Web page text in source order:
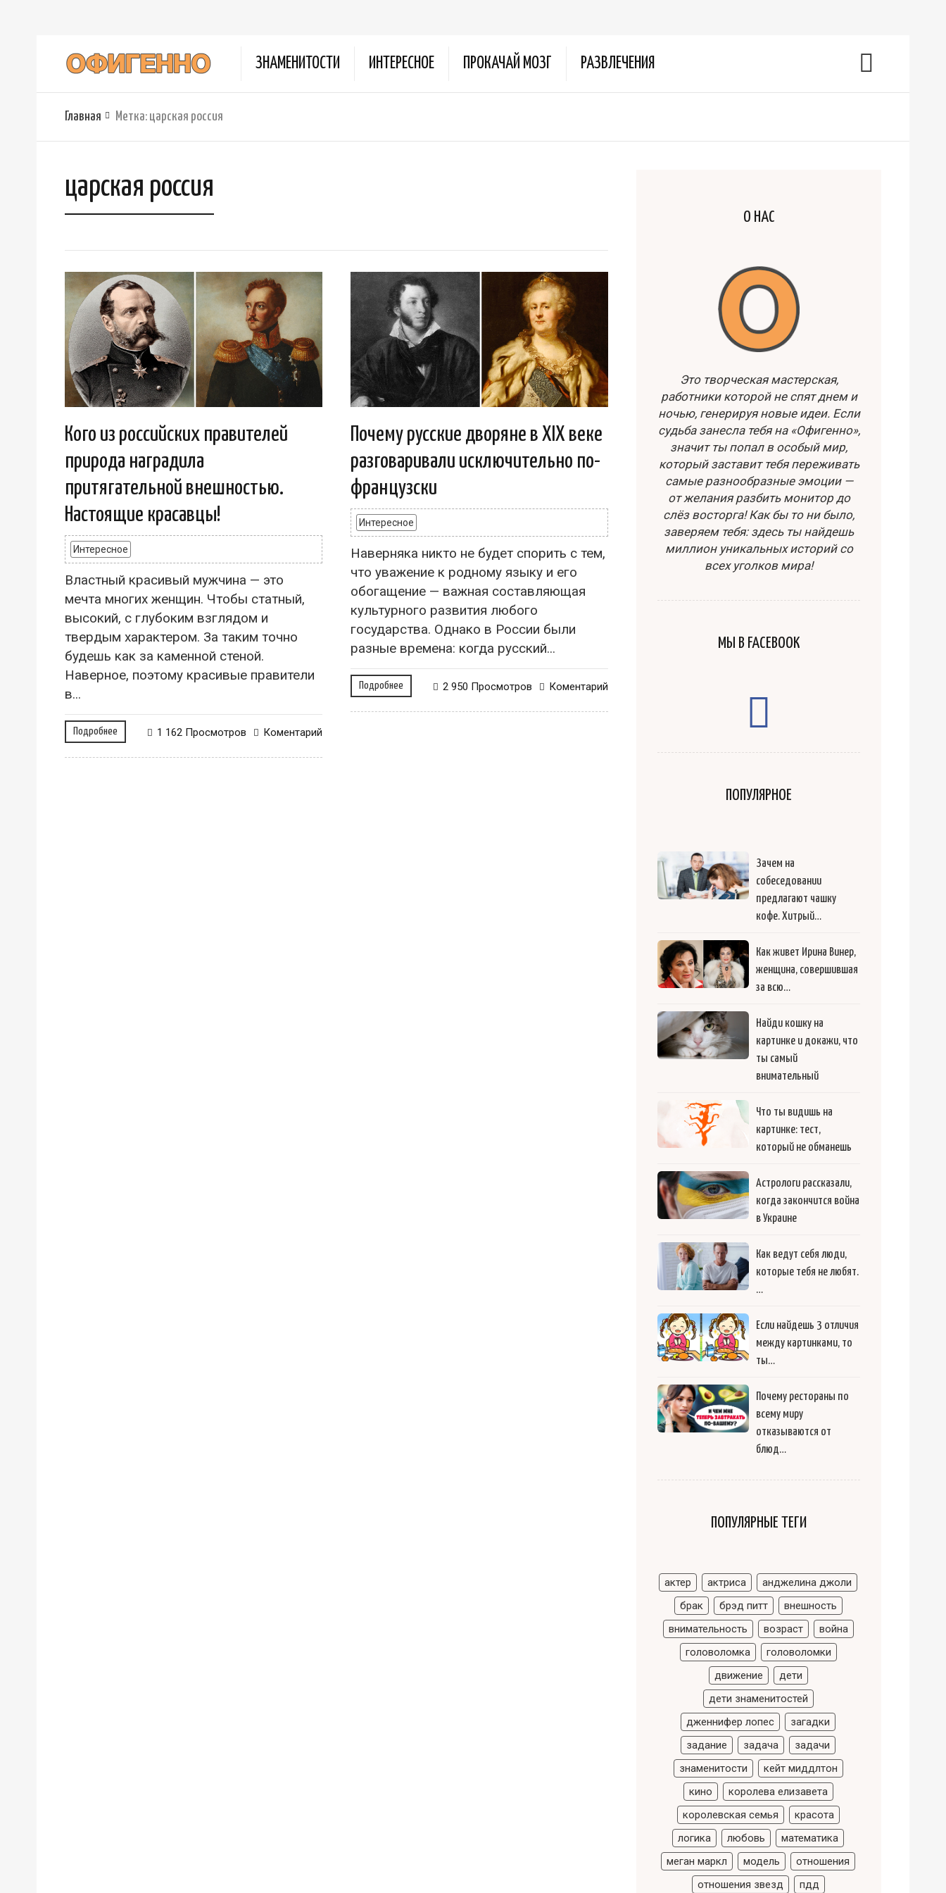
ЗНАМЕНИТОСТИ ИНТЕРЕСНОЕ ПРОКАЧАЙ МОЗГ РАЗВЛЕЧЕНИЯ
Главная Метка: царская россия
царская россия
Кого из российских правителей
природа наградила
притягательной внешностью.
Настоящие красавцы!
Интересное
Властный красивый мужчина — это
мечта многих женщин. Чтобы статный,
высокий, с глубоким взглядом и
твердым характером. За таким точно
будешь как за каменной стеной.
Наверное, поэтому красивые правители
в...
Подробнее Коментарий
1 162 Просмотров
Почему русские дворяне в XIX веке
разговаривали исключительно по-
французски
Интересное
Наверняка никто не будет спорить с тем,
что уважение к родному языку и его
обогащение — важная составляющая
культурного развития любого
государства. Однако в России были
разные времена: когда русский...
Подробнее Коментарий
2 950 Просмотров
О НАС
Это творческая мастерская,
работники которой не спят днем и
ночью, генерируя новые идеи. Если
судьба занесла тебя на «Офигенно»,
значит ты попал в особый мир,
который заставит тебя переживать
самые разнообразные эмоции —
от желания разбить монитор до
слёз восторга! Как бы то ни было,
заверяем тебя: здесь ты найдешь
миллион уникальных историй со
всех уголков мира!
МЫ В FACEBOOK
ПОПУЛЯРНОЕ
Зачем на
собеседовании
предлагают чашку
кофе. Хитрый…
Как живет Ирина Винер,
женщина, совершившая
за всю…
Найди кошку на
картинке и докажи, что
ты самый
внимательный
Что ты видишь на
картинке: тест,
который не обманешь
Астрологи рассказали,
когда закончится война
в Украине
Как ведут себя люди,
которые тебя не любят.
…
Если найдешь 3 отличия
между картинками, то
ты…
Почему рестораны по
всему миру
отказываются от
блюд…
ПОПУЛЯРНЫЕ ТЕГИ
актер актриса
анджелина джоли
брак
брэд питт
внешность
внимательность
возраст
война
головоломка
головоломки
движение
дети
дети знаменитостей
дженнифер лопес
загадки
задание
задача
задачи
знаменитости
кейт миддлтон
кино
королева елизавета
королевская семья
красота
логика
любовь
математика
меган маркл
модель
отношения
отношения звезд
пдд